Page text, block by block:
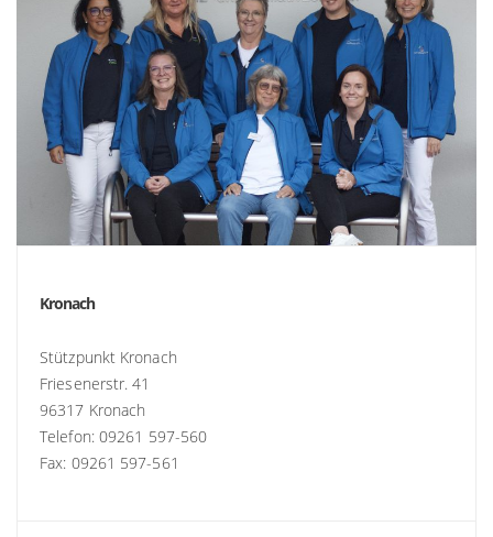
Kronach
Stützpunkt Kronach
Friesenerstr. 41
96317 Kronach
Telefon: 09261 597-560
Fax: 09261 597-561